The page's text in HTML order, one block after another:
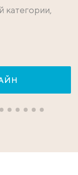
категории,